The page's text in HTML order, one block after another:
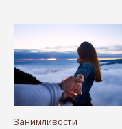
Занимливости